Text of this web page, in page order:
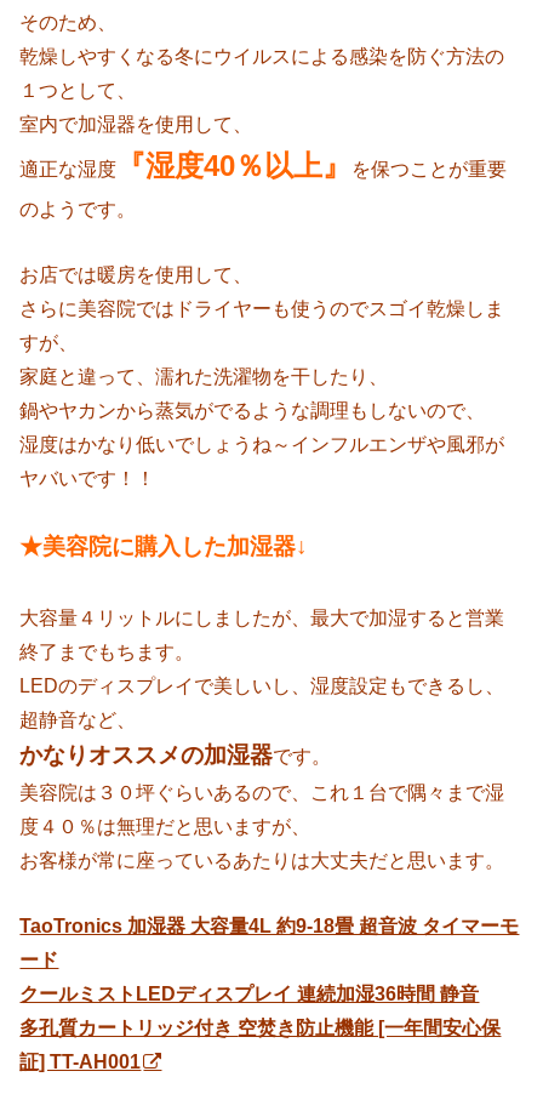
そのため、
乾燥しやすくなる冬にウイルスによる感染を防ぐ方法の
１つとして、
室内で加湿器を使用して、
適正な湿度 『湿度40％以上』
を保つことが重要
のようです。
お店では暖房を使用して、
さらに美容院ではドライヤーも使うのでスゴイ乾燥しま
すが、
家庭と違って、濡れた洗濯物を干したり、
鍋やヤカンから蒸気がでるような調理もしないので、
湿度はかなり低いでしょうね～インフルエンザや風邪が
ヤバいです！！
★美容院に購入した加湿器↓
大容量４リットルにしましたが、最大で加湿すると営業
終了までもちます。
LEDのディスプレイで美しいし、湿度設定もできるし、
超静音など、
かなりオススメの加湿器です。
美容院は３０坪ぐらいあるので、これ１台で隅々まで湿
度４０％は無理だと思いますが、
お客様が常に座っているあたりは大丈夫だと思います。
TaoTronics 加湿器 大容量4L 約9-18畳 超音波 タイマーモ
ード
クールミストLEDディスプレイ 連続加湿36時間 静音
多孔質カートリッジ付き 空焚き防止機能 [一年間安心保
証] TT-AH001